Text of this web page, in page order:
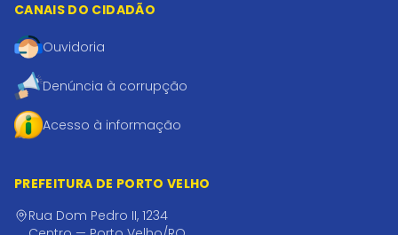
CANAIS DO CIDADÃO
Ouvidoria
Denúncia à corrupção
Acesso à informação
PREFEITURA DE PORTO VELHO
Rua Dom Pedro II, 1234